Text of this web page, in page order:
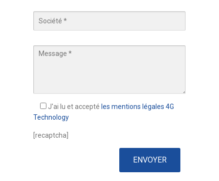
J'ai lu et accepté les mentions légales 4G
Technology
[recaptcha]